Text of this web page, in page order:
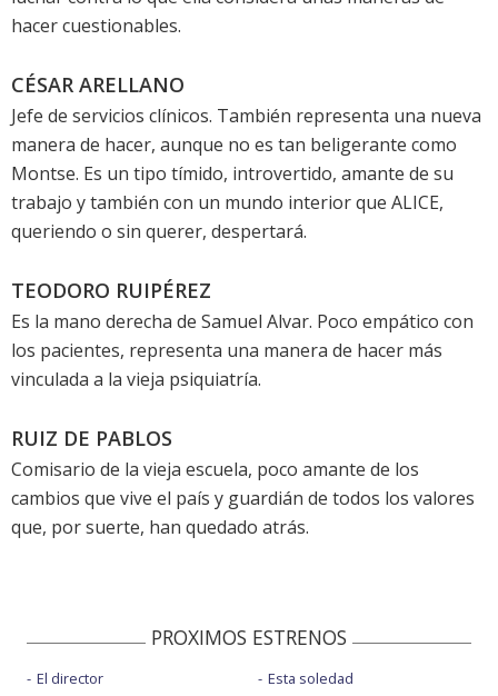
hacer cuestionables.
CÉSAR ARELLANO
Jefe de servicios clínicos. También representa una nueva
manera de hacer, aunque no es tan beligerante como
Montse. Es un tipo tímido, introvertido, amante de su
trabajo y también con un mundo interior que ALICE,
queriendo o sin querer, despertará.
TEODORO RUIPÉREZ
Es la mano derecha de Samuel Alvar. Poco empático con
los pacientes, representa una manera de hacer más
vinculada a la vieja psiquiatría.
RUIZ DE PABLOS
Comisario de la vieja escuela, poco amante de los
cambios que vive el país y guardián de todos los valores
que, por suerte, han quedado atrás.
PROXIMOS ESTRENOS
El director
Esta soledad